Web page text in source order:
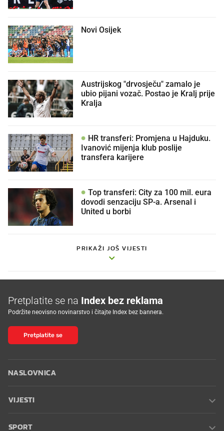
Novi Osijek
Austrijskog "drvosječu" zamalo je
ubio pijani vozač. Postao je Kralj prije
Kralja
HR transferi: Promjena u Hajduku.
Ivanović mijenja klub poslije
transfera karijere
Top transferi: City za 100 mil. eura
dovodi senzaciju SP-a. Arsenal i
United u borbi
PRIKAŽI JOŠ VIJESTI
Pretplatite se na Index bez reklama
Podržite neovisno novinarstvo i čitajte Index bez bannera.
Pretplatite se
NASLOVNICA
VIJESTI
SPORT